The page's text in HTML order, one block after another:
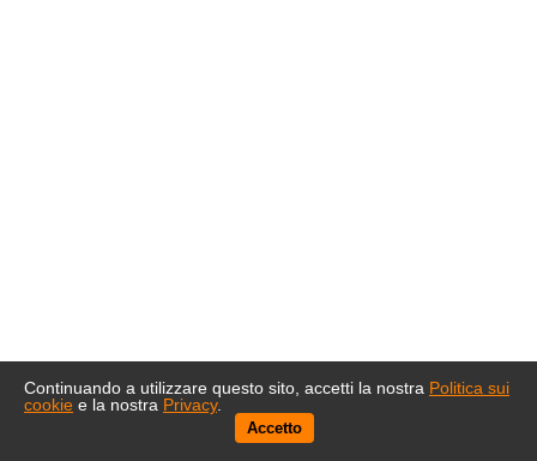
Continuando a utilizzare questo sito, accetti la nostra Politica sui
cookie e la nostra Privacy.
Accetto